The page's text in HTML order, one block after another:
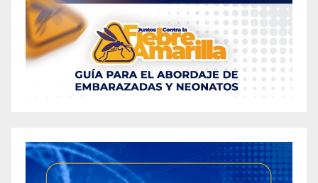
Apple Cider Vinegar Supplement?
«Apple Cider Vinegar Gummy Supplement: A
Comprehensive Review of its Efficacy in
Weight Loss»
«Apple Cider Vinegar Gummies: A Promising
Weight Loss: Effective Methods for Seniors
Over 60